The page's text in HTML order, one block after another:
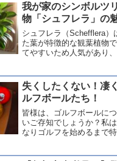
我が家のシンボルツ
物「シュフレラ」の
シュフレラ（Schefflera）
た葉が特徴的な観葉植物
てやすいため人気があり、
家のシンボルツリーとし
今回は、シュ...
失くしたくない！凄
ルフボールたち！
皆様は、ゴルフボールに
いご存知でしょうか？私
なりゴルフを始めるまで